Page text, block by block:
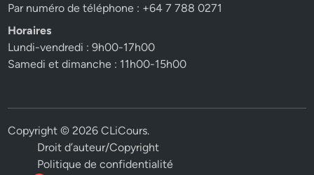
Par numéro de téléphone : +64 7 788 0271
Horaires
Lundi-vendredi : 9h00-17h00
Samedi et dimanche : 11h00-15h00
Copyright © 2026CLiCours.
Droit d’auteur/Copyright
Politique de confidentialité